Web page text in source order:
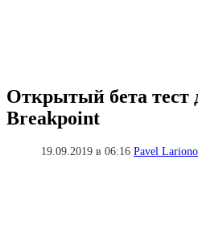
Открытый бета тест
Breakpoint
19.09.2019 в 06:16Pavel